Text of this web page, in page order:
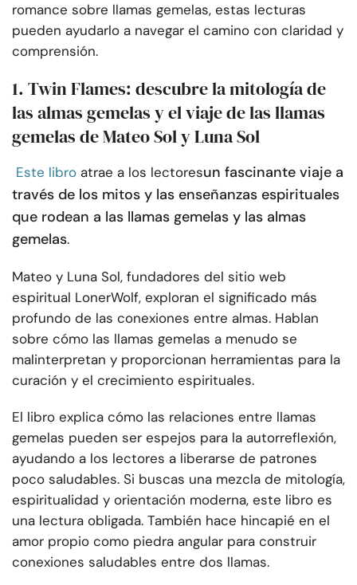
romance sobre llamas gemelas, estas lecturas
pueden ayudarlo a navegar el camino con claridad y
comprensión.
1. Twin Flames: descubre la mitología de
las almas gemelas y el viaje de las llamas
gemelas de Mateo Sol y Luna Sol
Este libro atrae a los lectoresun fascinante viaje a
través de los mitos y las enseñanzas espirituales
que rodean a las llamas gemelas y las almas
gemelas.
Mateo y Luna Sol, fundadores del sitio web
espiritual LonerWolf, exploran el significado más
profundo de las conexiones entre almas. Hablan
sobre cómo las llamas gemelas a menudo se
malinterpretan y proporcionan herramientas para la
curación y el crecimiento espirituales.
El libro explica cómo las relaciones entre llamas
gemelas pueden ser espejos para la autorreflexión,
ayudando a los lectores a liberarse de patrones
poco saludables. Si buscas una mezcla de mitología,
espiritualidad y orientación moderna, este libro es
una lectura obligada. También hace hincapié en el
amor propio como piedra angular para construir
conexiones saludables entre dos llamas.